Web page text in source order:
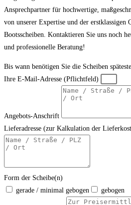
Ansprechpartner für hochwertige,
von unserer Expertise und der erstklassigen
Bootsscheiben. Kontaktieren Sie uns noch
und professionelle Beratung!
Bis wann benötigen Sie die Scheiben
Ihre E-Mail-Adresse (Pflichtfeld)
Angebots-Anschrift
Lieferadresse (zur Kalkulation der
Form der Scheibe(n)
gerade / minimal gebogen
gebogen